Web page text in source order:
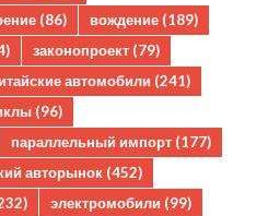
(86) вождение (189)
законопроект (79)
автомобили (241)
(96)
параллельный импорт (177)
авторынок (452)
электромобили (99)